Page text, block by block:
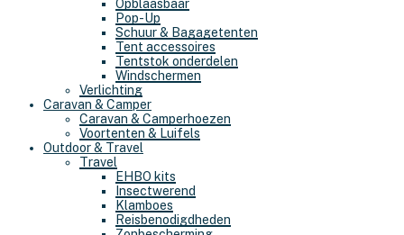
Opblaasbaar
Pop-Up
Schuur & Bagagetenten
Tent accessoires
Tentstok onderdelen
Windschermen
Verlichting
Caravan & Camper
Caravan & Camperhoezen
Voortenten & Luifels
Outdoor & Travel
Travel
EHBO kits
Insectwerend
Klamboes
Reisbenodigdheden